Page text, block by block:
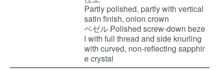
Partly polished, partly with vertical
satin finish, onion crown
ベゼル Polished screw-down beze
l with full thread and side knurling
with curved, non-reflecting sapphir
e crystal